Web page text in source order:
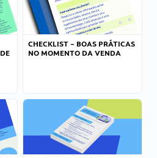
CHECKLIST – BOAS PRÁTICAS
NO MOMENTO DA VENDA